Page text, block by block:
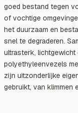
goed bestand tegen
of vochtige
het duurzaam en
snel te degraderen.
ultrasterk,
polyethyleenvezels
zijn uitzonderlijke
gebruikt, van klimmen